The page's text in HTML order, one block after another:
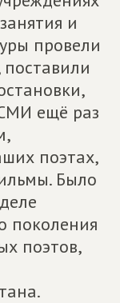
и
провели
поставили
ещё раз
поэтах,
Было
поколения
поэтов,